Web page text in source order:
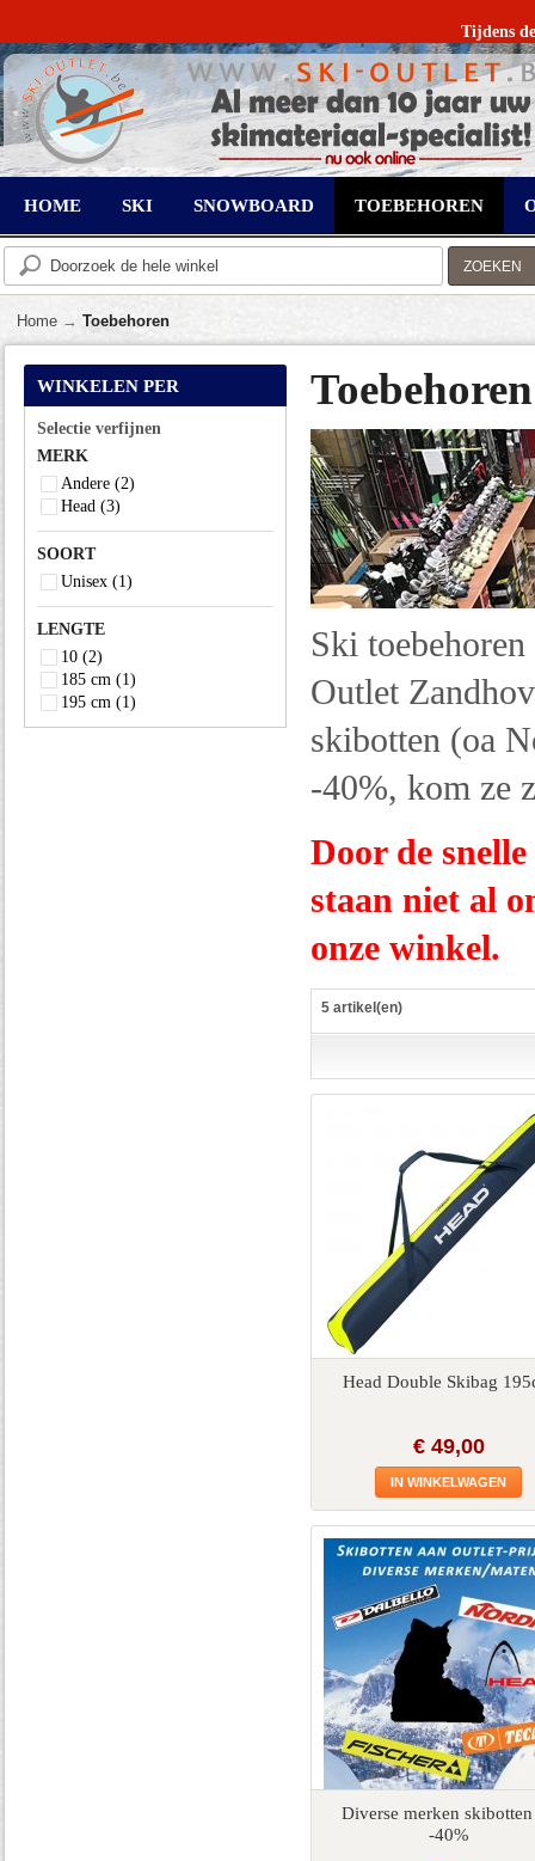
Tijdens
HOME SKI SNOWBOARD TOEBEHOREN
ZOEKEN
Home → Toebehoren
Toebehoren
Ski
Outlet
skibotten (oa
-40%, kom ze
Door de
staan niet al
onze winkel.
5 artikel(en)
Head Double Skibag
€ 49,00
IN WINKELWAGEN
Diverse merken
-40%
WINKELEN PER
Selectie verfijnen
MERK
Andere (2)
Head (3)
SOORT
Unisex (1)
LENGTE
10 (2)
185 cm (1)
195 cm (1)